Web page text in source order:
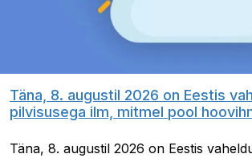
Täna, 8. augustil 2026 on Eestis
pilvisusega ilm, mitmel pool
Täna, 8. augustil 2026 on Eestis